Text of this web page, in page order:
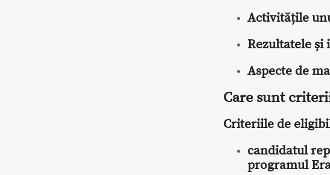
Activitățile
Rezultatele și
Aspecte de
Care sunt
Criteriile de
candidatul
programul